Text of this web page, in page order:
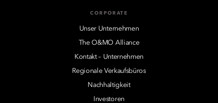
CORPORATE
Unser Unternehmen
The O&MO Alliance
Kontakt – Unternehmen
Regionale Verkaufsbüros
Nachhaltigkeit
Investoren